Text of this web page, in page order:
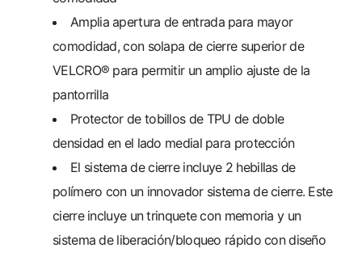
Amplia apertura de entrada para mayor
comodidad, con solapa de cierre superior de
VELCRO® para permitir un amplio ajuste de la
pantorrilla
Protector de tobillos de TPU de doble
densidad en el lado medial para protección
El sistema de cierre incluye 2 hebillas de
polímero con un innovador sistema de cierre. Este
cierre incluye un trinquete con memoria y un
sistema de liberación/bloqueo rápido con diseño